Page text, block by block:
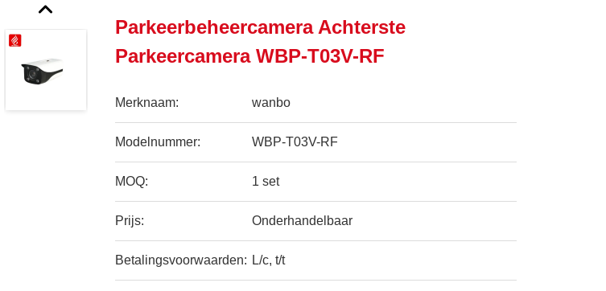
Parkeerbeheercamera Achterste
Parkeercamera WBP-T03V-RF
Merknaam: wanbo
Modelnummer: WBP-T03V-RF
MOQ: 1 set
Prijs: Onderhandelbaar
Betalingsvoorwaarden: L/c, t/t